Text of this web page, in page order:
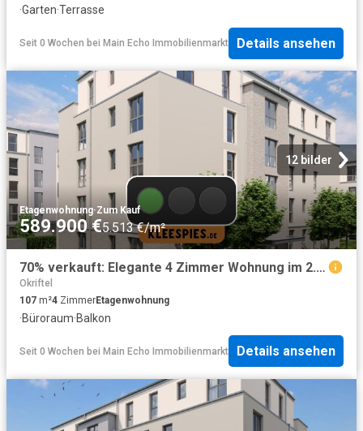
·Garten·Terrasse
Seit 0 Wochen bei Main Echo Immobilienmarkt Details ansehen
12 bilder
Etagenwohnung·Zum Kauf
589.900 €5.513 €/m²
70% verkauft: Elegante 4 Zimmer Wohnung im 2. OG mit großem Balkon
Okriftel
107 m²4 ZimmerEtagenwohnung
·Büroraum·Balkon
Seit 0 Wochen bei Main Echo Immobilienmarkt Details ansehen